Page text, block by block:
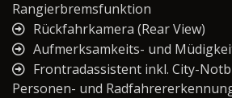
Rangierbremsfunktion
Rückfahrkamera (Rear View)
Aufmerksamkeits- und
Frontradassistent inkl. City-
Personen- und